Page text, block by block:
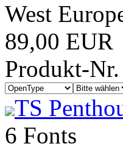
West
89,00 EUR
Produkt-
TS
6 Fonts